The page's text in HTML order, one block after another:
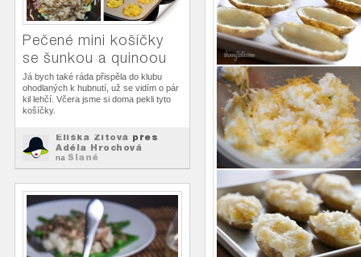
Pečené mini košíčky
se šunkou a quinoou
Já bych také ráda přispěla do klubu
ohodlaných k hubnutí, už se vidím o pár
kil lehčí. Včera jsme si doma pekli tyto
košíčky.
Eliška Zitová přes
Adéla Hrochová
na Slané